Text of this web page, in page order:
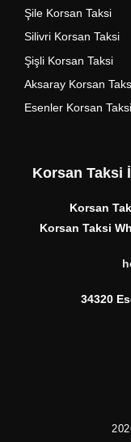
Şile Korsan Taksi
Silivri Korsan Taksi
Şişli Korsan Taksi
Aksaray Korsan
Esenler Korsan Taksi
Korsan Taksi
Korsan
Korsan Taksi
34320